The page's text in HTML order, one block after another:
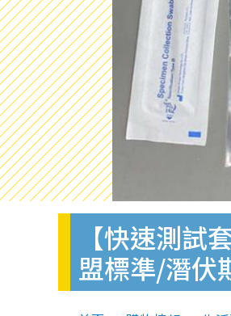
【快速測
盟標準/潛伏